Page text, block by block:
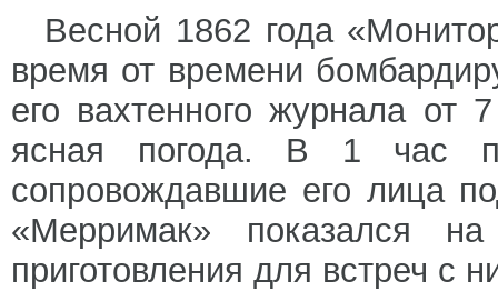
Весной 1862 года
время от времени
его вахтенного журнала
ясная погода. В 1 час
сопровождавшие его лица
«Мерримак» показался
приготовления для встреч с